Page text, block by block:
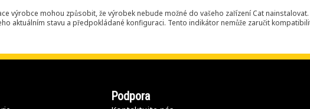
výrobce mohou způsobit, že výrobek nebude možné do vašeho zařízení Cat
aktuálním stavu a předpokládané konfiguraci. Tento indikátor nemůže zaručit
Podpora